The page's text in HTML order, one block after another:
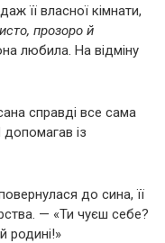
її власної кімнати,
прозоро й
любила. На відміну
справді все сама
із
до сина, її
— «Ти чуєш себе?
родині!»